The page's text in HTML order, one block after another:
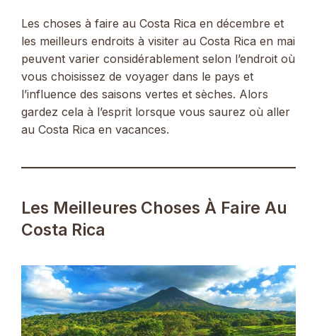
Les choses à faire au Costa Rica en décembre et
les meilleurs endroits à visiter au Costa Rica en mai
peuvent varier considérablement selon l’endroit où
vous choisissez de voyager dans le pays et
l’influence des saisons vertes et sèches. Alors
gardez cela à l’esprit lorsque vous saurez où aller
au Costa Rica en vacances.
Les Meilleures Choses À Faire Au
Costa Rica